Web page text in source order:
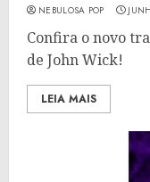
NEBULOSA POP
Confira o novo
de John Wick!
LEIA MAIS